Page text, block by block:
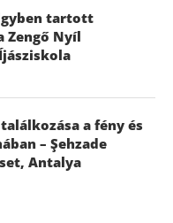
tartott
Zengő Nyíl
a fény és
– Şehzade
Antalya